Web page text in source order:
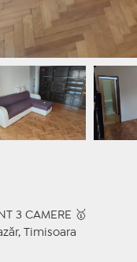
3 CAMERE 🥇
Timisoara